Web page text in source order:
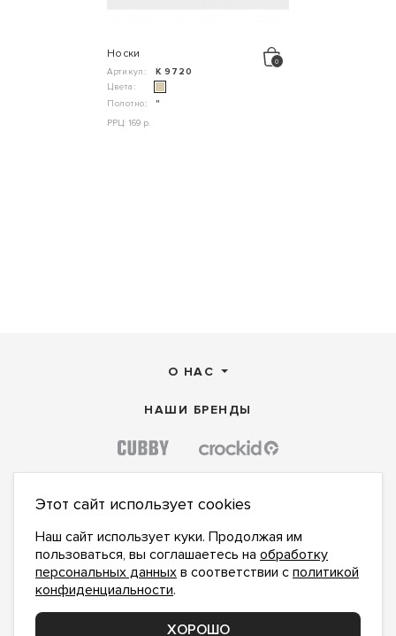
Носки
Артикул:
К 9720
Цвета:
Полотно:
"
РРЦ: 169 р.
О НАС
НАШИ БРЕНДЫ
ПОДПИСАТЬСЯ НА НОВОСТИ:
Этот сайт использует cookies
Наш сайт использует куки. Продолжая им
пользоваться, вы соглашаетесь на обработку
персональных данных в соответствии с политикой
конфиденциальности.
ХОРОШО